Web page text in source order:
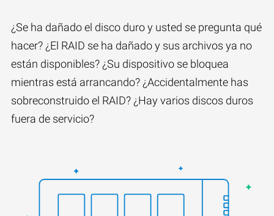
¿Se ha dañado el disco duro y usted se pregunta qué
hacer? ¿El RAID se ha dañado y sus archivos ya no
están disponibles? ¿Su dispositivo se bloquea
mientras está arrancando? ¿Accidentalmente has
sobreconstruido el RAID? ¿Hay varios discos duros
fuera de servicio?